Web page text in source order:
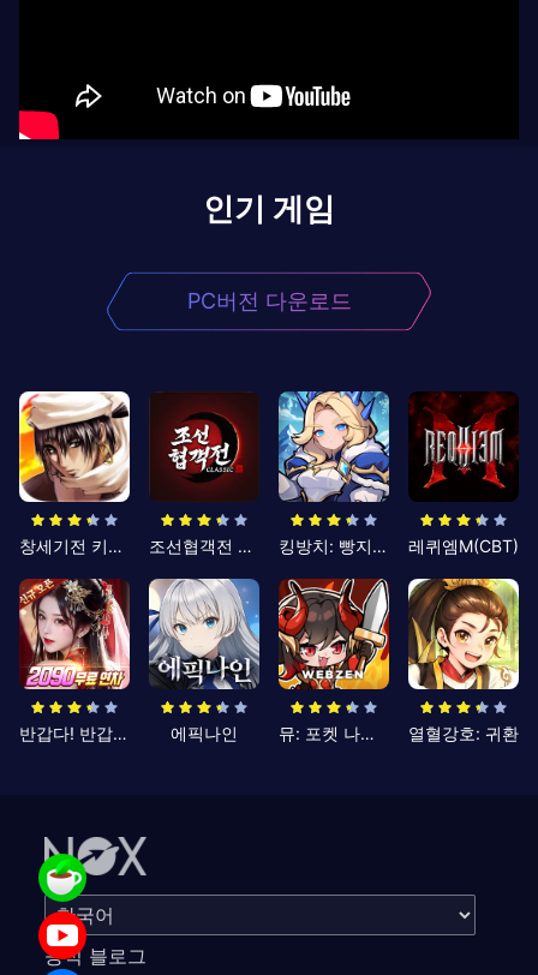
인기 게임
PC버전 다운로드
창세기전 키우기 조선협객전 클래식 킹방치: 빵지의 제왕 레퀴엠M(CBT)
반갑다! 반갑삼국지 에픽나인 뮤: 포켓 나이츠 열혈강호: 귀환
공식 블로그